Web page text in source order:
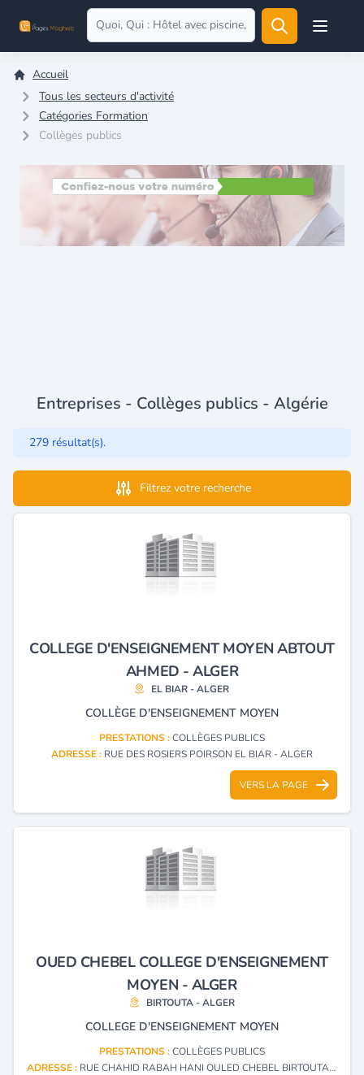
Open
Accueil
Tous les secteurs d'activité
Catégories Formation
Collèges publics
Entreprises - Collèges publics - Algérie
279 résultat(s).
Filtrez votre recherche
COLLEGE D'ENSEIGNEMENT MOYEN ABTOUT
AHMED - ALGER
EL BIAR - ALGER
COLLÈGE D'ENSEIGNEMENT MOYEN
PRESTATIONS :COLLÈGES PUBLICS
ADRESSE : RUE DES ROSIERS POIRSON EL BIAR - ALGER
VERS LA PAGE
OUED CHEBEL COLLEGE D'ENSEIGNEMENT
MOYEN - ALGER
BIRTOUTA - ALGER
COLLEGE D'ENSEIGNEMENT MOYEN
PRESTATIONS :COLLÈGES PUBLICS
ADRESSE : RUE CHAHID RABAH HANI OULED CHEBEL BIRTOUTA - ALGER